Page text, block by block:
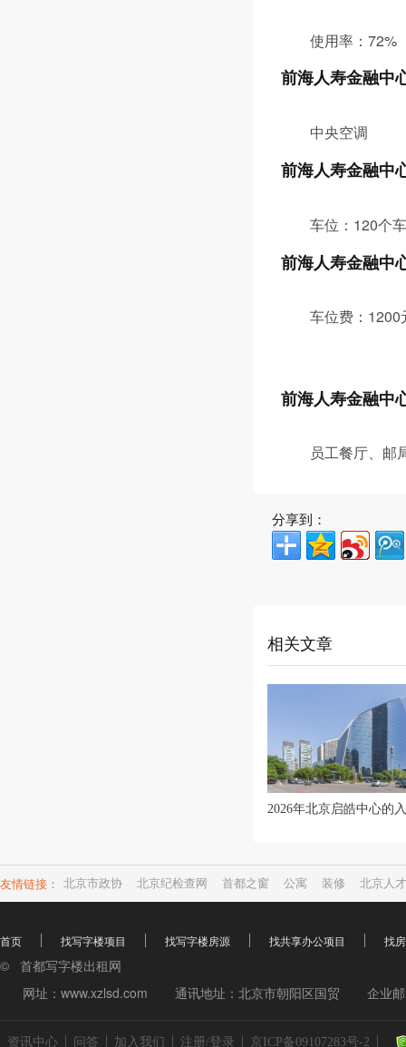
使用率：72%
前海人寿金融中
中央空调
前海人寿金融中
车位：120个
前海人寿金融中
车位费：1200
前海人寿金融中
员工餐厅、邮
分享到：
相关文章
友情链接： 北京市政协 北京纪检查网 首都之窗 公寓 装修 北京人
首页 找写字楼项目 找写字楼房源 找共享办公项目 找
© 首都写字楼出租网
网址：www.xzlsd.com
通讯地址：北京市朝阳区国贸 企业
资讯中心 问答 加入我们 注册/登录 京ICP备09107283号-2